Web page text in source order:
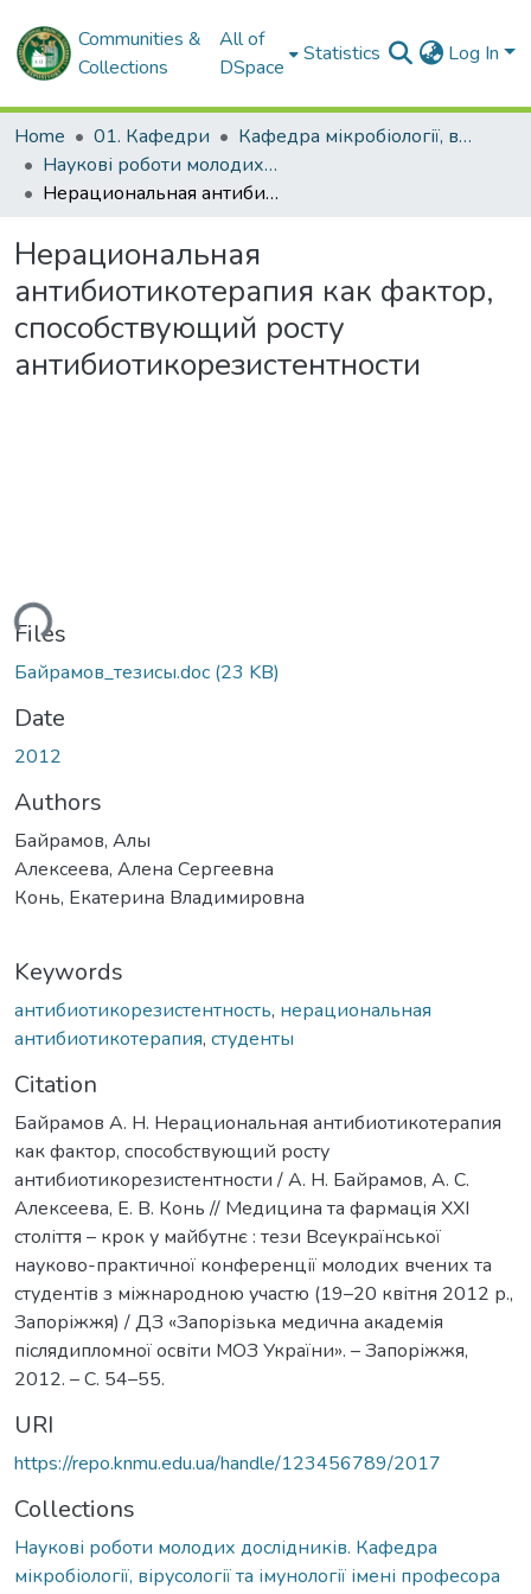
Communities &
Collections
All of
DSpace
Statistics Log In
Home 01. Кафедри
Кафедра мікробіології, вірусології та імунології імені професора Д.П. Гриньова
Наукові роботи молодих дослідників. Кафедра мікробіології, вірусології та імунології імені професора Д.П. Гриньова
Нерациональная антибиотикотерапия как фактор, способствующий росту антибиотикорезистентности
Нерациональная
антибиотикотерапия как фактор,
способствующий росту
антибиотикорезистентности
Files
Байрамов_тезисы.doc (23 KB)
Date
2012
Authors
Байрамов, Алы
Алексеева, Алена Сергеевна
Конь, Екатерина Владимировна
Keywords
антибиотикорезистентность, нерациональная
антибиотикотерапия, студенты
Citation
Байрамов А. Н. Нерациональная антибиотикотерапия
как фактор, способствующий росту
антибиотикорезистентности / А. Н. Байрамов, А. С.
Алексеева, Е. В. Конь // Медицина та фармація XXI
століття – крок у майбутнє : тези Всеукраїнської
науково-практичної конференції молодих вчених та
студентів з міжнародною участю (19–20 квітня 2012 р.,
Запоріжжя) / ДЗ «Запорізька медична академія
післядипломної освіти МОЗ України». – Запоріжжя,
2012. – С. 54–55.
URI
https://repo.knmu.edu.ua/handle/123456789/2017
Collections
Наукові роботи молодих дослідників. Кафедра
мікробіології, вірусології та імунології імені професора